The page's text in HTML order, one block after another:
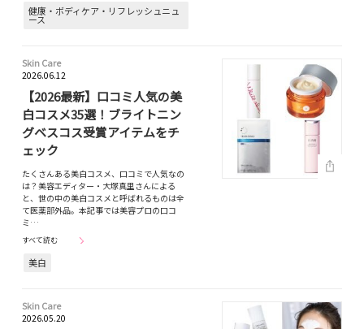
健康・ボディケア・リフレッシュニュ
ース
Skin Care
2026.06.12
【2026最新】口コミ人気の美
白コスメ35選！ブライトニン
グベスコス受賞アイテムをチ
ェック
たくさんある美白コスメ、口コミで人気なの
は？美容エディター・大塚真里さんによる
と、世の中の美白コスメと呼ばれるものは全
て医薬部外品。本記事では美容プロの口コ
ミ…
すべて読む
美白
Skin Care
2026.05.20